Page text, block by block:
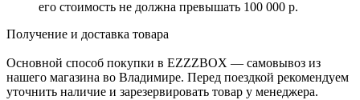
его стоимость не должна превышать 100 000 р.
Получение и доставка товара
Основной способ покупки в EZZZBOX — самовывоз из
нашего магазина во Владимире. Перед поездкой рекомендуем
уточнить наличие и зарезервировать товар у менеджера.